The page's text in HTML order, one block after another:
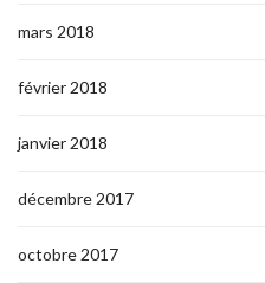
mars 2018
février 2018
janvier 2018
décembre 2017
octobre 2017